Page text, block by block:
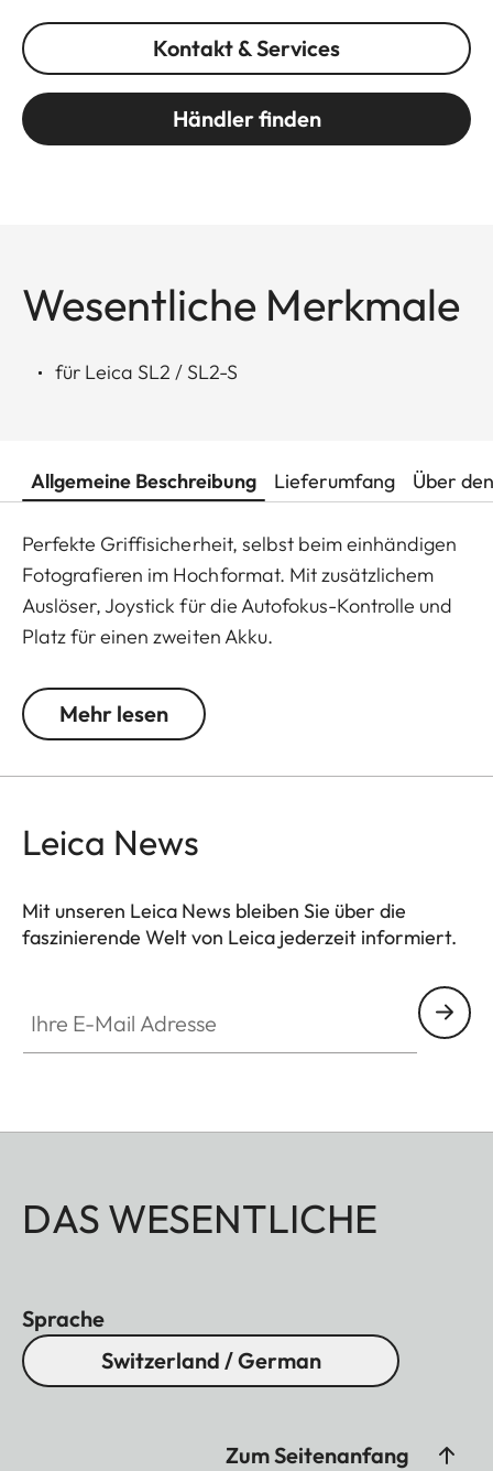
Kontakt & Services
Händler finden
Wesentliche Merkmale
für Leica SL2 / SL2-S
Allgemeine Beschreibung Lieferumfang Über
Perfekte Griffisicherheit, selbst beim einhändigen
Fotografieren im Hochformat. Mit zusätzlichem
Auslöser, Joystick für die Autofokus-Kontrolle und
Platz für einen zweiten Akku.
Die Erweiterung für den Handgriff der Leica SL2:
die hochwertige Handgriff-Schlaufe für einen noch
Mehr lesen
Leica News
Mit unseren Leica News bleiben Sie über die
faszinierende Welt von Leica jederzeit informiert.
DAS WESENTLICHE
Sprache
Switzerland / German
Zum Seitenanfang